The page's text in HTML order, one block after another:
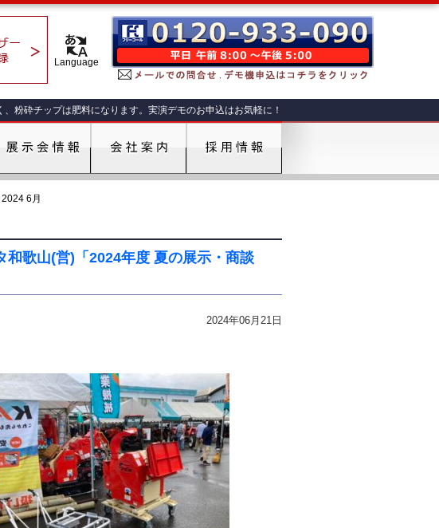
粉砕チップは肥料になります。実演デモのお申込はお気軽に！
2024 6月
歌山(営)「2024年度 夏の展示・商談
2024年06月21日